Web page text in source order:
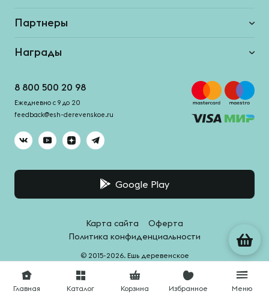
Главная Каталог Корзина Избранное Меню
Партнеры
Награды
8 800 500 20 98
Ежедневно с 9 до 20
feedback@esh-derevenskoe.ru
Google Play
© 2015-2026. Ешь деревенское
Карта сайта
Оферта
Политика конфиденциальности
Система качества - HACCPro